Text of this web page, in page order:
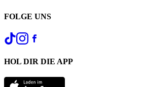
FOLGE UNS
HOL DIR DIE APP